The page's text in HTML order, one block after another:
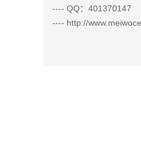
---- QQ：401370147
---- http://